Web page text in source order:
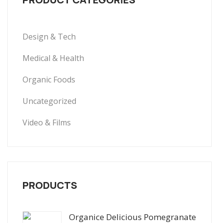
Design & Tech
Medical & Health
Organic Foods
Uncategorized
Video & Films
PRODUCTS
Organice Delicious Pomegranate